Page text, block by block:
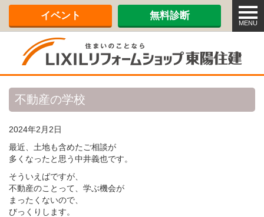
メ
ニ
ュ
MENU
イベント 無料診断
不動産の学校
2024年2月2日
最近、土地も含めたご相談が
多くなったと思う中井義也です。
そういえばですが、
不動産のことって、学ぶ機会が
まったくないので、
びっくりします。